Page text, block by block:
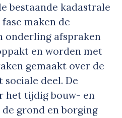
bestaande kadastrale
maken de
onderling afspraken
en worden met
gemaakt over de
deel. De
het tijdig bouw- en
grond en borging